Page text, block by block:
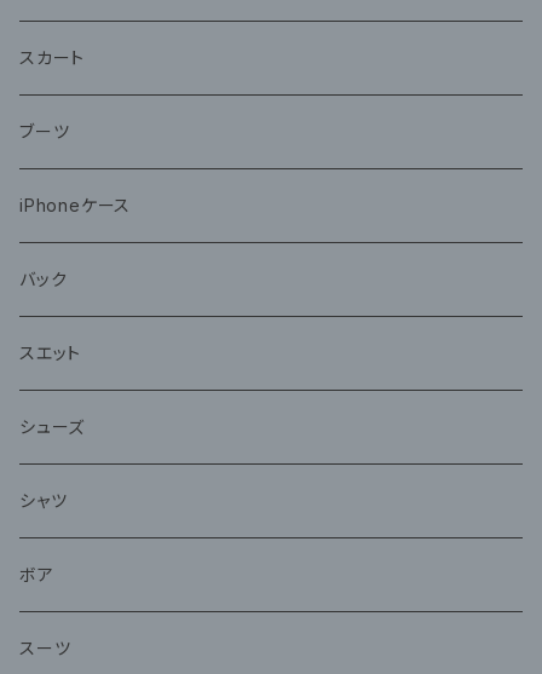
スカート
ブーツ
iPhoneケース
バック
スエット
シューズ
シャツ
ボア
スーツ